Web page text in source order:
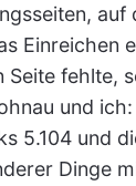
auf
Einreichen
Seite fehlte,
und
5.104 und
Dinge